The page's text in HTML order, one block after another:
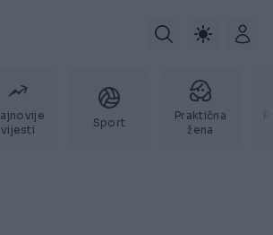
vijesti
Sport
Praktična
žena